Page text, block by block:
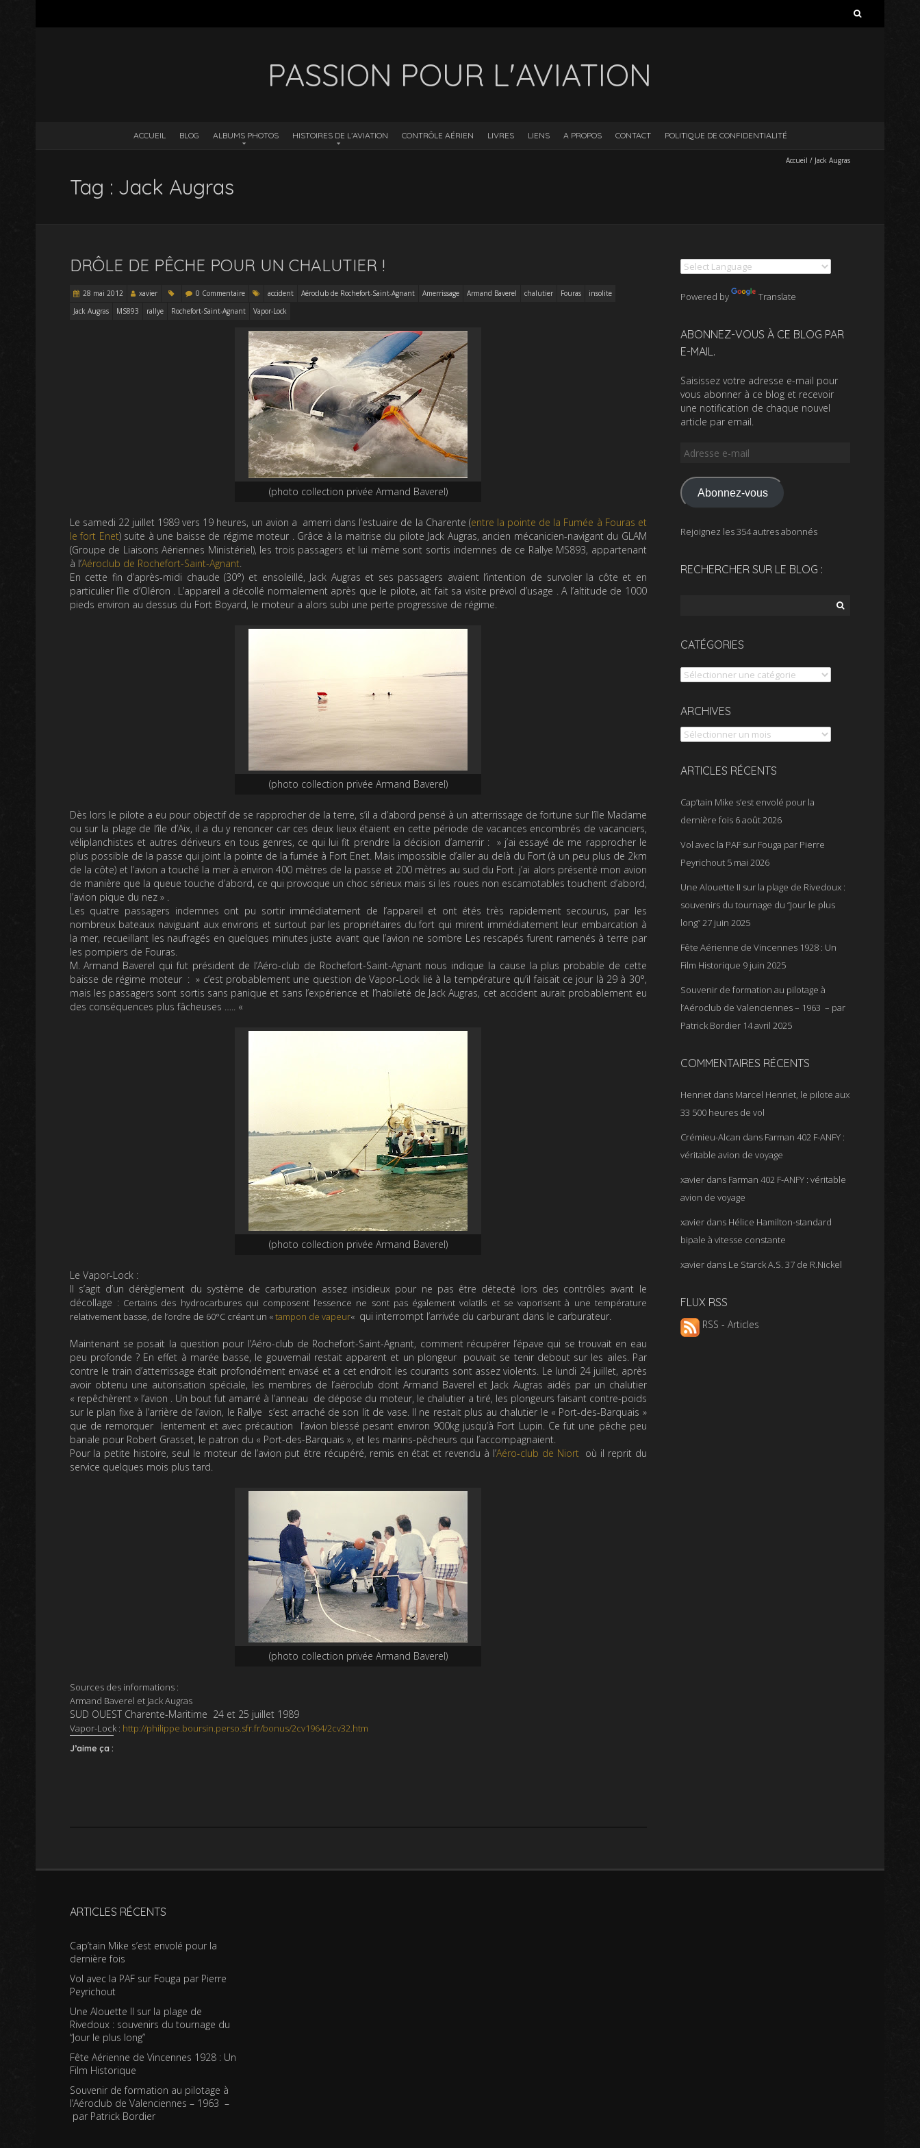
PASSION POUR L'AVIATION
ACCUEIL BLOG ALBUMS PHOTOS HISTOIRES DE L’AVIATION CONTRÔLE AÉRIEN LIVRES LIENS A PROPOS CONTACT POLITIQUE DE CONFIDENTIALITÉ
Accueil / Jack Augras
Tag : Jack Augras
DRÔLE DE PÊCHE POUR UN CHALUTIER !
28 mai 2012 xavier 0 Commentaire accident Aéroclub de Rochefort-Saint-Agnant Amerrissage Armand Baverel chalutier Fouras
insolite
Jack Augras
MS893 rallye Rochefort-Saint-Agnant Vapor-Lock
(photo collection privée Armand Baverel)
Le samedi 22 juillet 1989 vers 19 heures, un avion a amerri dans l’estuaire de la Charente (entre la pointe de la Fumée à Fouras et
le fort Enet) suite à une baisse de régime moteur . Grâce à la maitrise du pilote Jack Augras, ancien mécanicien-navigant du GLAM
(Groupe de Liaisons Aériennes Ministériel), les trois passagers et lui même sont sortis indemnes de ce Rallye MS893, appartenant
à l’Aéroclub de Rochefort-Saint-Agnant.
En cette fin d’après-midi chaude (30°) et ensoleillé, Jack Augras et ses passagers avaient l’intention de survoler la côte et en
particulier l’île d’Oléron . L’appareil a décollé normalement après que le pilote, ait fait sa visite prévol d’usage . A l’altitude de 1000
pieds environ au dessus du Fort Boyard, le moteur a alors subi une perte progressive de régime.
(photo collection privée Armand Baverel)
Dès lors le pilote a eu pour objectif de se rapprocher de la terre, s’il a d’abord pensé à un atterrissage de fortune sur l’île Madame
ou sur la plage de l’île d’Aix, il a du y renoncer car ces deux lieux étaient en cette période de vacances encombrés de vacanciers,
véliplanchistes et autres dériveurs en tous genres, ce qui lui fit prendre la décision d’amerrir : » j’ai essayé de me rapprocher le
plus possible de la passe qui joint la pointe de la fumée à Fort Enet. Mais impossible d’aller au delà du Fort (à un peu plus de 2km
de la côte) et l’avion a touché la mer à environ 400 mètres de la passe et 200 mètres au sud du Fort. j’ai alors présenté mon avion
de manière que la queue touche d’abord, ce qui provoque un choc sérieux mais si les roues non escamotables touchent d’abord,
l’avion pique du nez ».
Les quatre passagers indemnes ont pu sortir immédiatement de l’appareil et ont étés très rapidement secourus, par les
nombreux bateaux naviguant aux environs et surtout par les propriétaires du fort qui mirent immédiatement leur embarcation à
la mer, recueillant les naufragés en quelques minutes juste avant que l’avion ne sombre Les rescapés furent ramenés à terre par
les pompiers de Fouras.
M. Armand Baverel qui fut président de l’Aéro-club de Rochefort-Saint-Agnant nous indique la cause la plus probable de cette
baisse de régime moteur : » c’est probablement une question de Vapor-Lock lié à la température qu’il faisait ce jour là 29 à 30°,
mais les passagers sont sortis sans panique et sans l’expérience et l’habileté de Jack Augras, cet accident aurait probablement eu
des conséquences plus fâcheuses ….. «
(photo collection privée Armand Baverel)
Le Vapor-Lock :
Il s’agit d’un dérèglement du système de carburation assez insidieux pour ne pas être détecté lors des contrôles avant le
décollage :Certains des hydrocarbures qui composent l’essence ne sont pas également volatils et se vaporisent à une température
relativement basse, de l’ordre de 60°C créant un «tampon de vapeur« qui interrompt l’arrivée du carburant dans le carburateur.
Maintenant se posait la question pour l’Aéro-club de Rochefort-Saint-Agnant, comment récupérer l’épave qui se trouvait en eau
peu profonde ? En effet à marée basse, le gouvernail restait apparent et un plongeur pouvait se tenir debout sur les ailes. Par
contre le train d’atterrissage était profondément envasé et a cet endroit les courants sont assez violents. Le lundi 24 juillet, après
avoir obtenu une autorisation spéciale, les membres de l’aéroclub dont Armand Baverel et Jack Augras aidés par un chalutier
« repêchèrent » l’avion . Un bout fut amarré à l’anneau de dépose du moteur, le chalutier a tiré, les plongeurs faisant contre-poids
sur le plan fixe à l’arrière de l’avion, le Rallye s’est arraché de son lit de vase. Il ne restait plus au chalutier le « Port-des-Barquais »
que de remorquer lentement et avec précaution l’avion blessé pesant environ 900kg jusqu’à Fort Lupin. Ce fut une pêche peu
banale pour Robert Grasset, le patron du « Port-des-Barquais », et les marins-pêcheurs qui l’accompagnaient.
Pour la petite histoire, seul le moteur de l’avion put être récupéré, remis en état et revendu à l’Aéro-club de Niort où il reprit du
service quelques mois plus tard.
(photo collection privée Armand Baverel)
Sources des informations :
Armand Baverel et Jack Augras
SUD OUEST Charente-Maritime 24 et 25 juillet 1989
Vapor-Lock : http://philippe.boursin.perso.sfr.fr/bonus/2cv1964/2cv32.htm
J’aime ça :
Powered by Translate
ABONNEZ-VOUS À CE BLOG PAR
E-MAIL.
Saisissez votre adresse e-mail pour
vous abonner à ce blog et recevoir
une notification de chaque nouvel
article par email.
Adresse
mail
Abonnez-vous
Rejoignez les 354 autres abonnés
RECHERCHER SUR LE BLOG :
CATÉGORIES
Catégories
ARCHIVES
Archives
ARTICLES RÉCENTS
Cap’tain Mike s’est envolé pour la
dernière fois 6 août 2026
Vol avec la PAF sur Fouga par Pierre
Peyrichout 5 mai 2026
Une Alouette II sur la plage de Rivedoux :
souvenirs du tournage du “Jour le plus
long”27 juin 2025
Fête Aérienne de Vincennes 1928 : Un
Film Historique 9 juin 2025
Souvenir de formation au pilotage à
l’Aéroclub de Valenciennes – 1963 – par
Patrick Bordier 14 avril 2025
COMMENTAIRES RÉCENTS
Henriet dans Marcel Henriet, le pilote aux
33 500 heures de vol
Crémieu-Alcan dans Farman 402 F-ANFY :
véritable avion de voyage
xavier dans Farman 402 F-ANFY : véritable
avion de voyage
xavier dans Hélice Hamilton-standard
bipale à vitesse constante
xavier dans Le Starck A.S. 37 de R.Nickel
FLUX RSS
RSS - Articles
ARTICLES RÉCENTS
Cap’tain Mike s’est envolé pour la
dernière fois
Vol avec la PAF sur Fouga par Pierre
Peyrichout
Une Alouette II sur la plage de
Rivedoux : souvenirs du tournage du
“Jour le plus long”
Fête Aérienne de Vincennes 1928 : Un
Film Historique
Souvenir de formation au pilotage à
l’Aéroclub de Valenciennes – 1963 –
par Patrick Bordier